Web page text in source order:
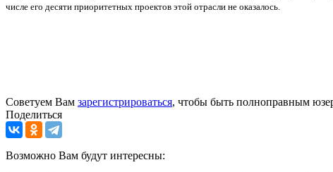
числе его десяти приоритетных проектов этой отрасли не оказалось.
Советуем Вам зарегистрироваться, чтобы быть полноправным
Поделиться
Возможно Вам будут интересны: